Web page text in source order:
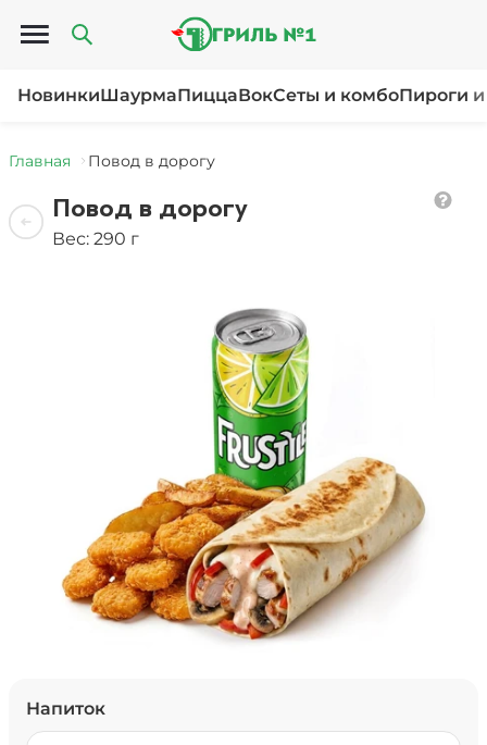
Открыть меню
НовинкиШаурмаПиццаВокСеты и комбоПироги
Главная Повод в дорогу
Повод в дорогу
Вес: 290 г
Напиток